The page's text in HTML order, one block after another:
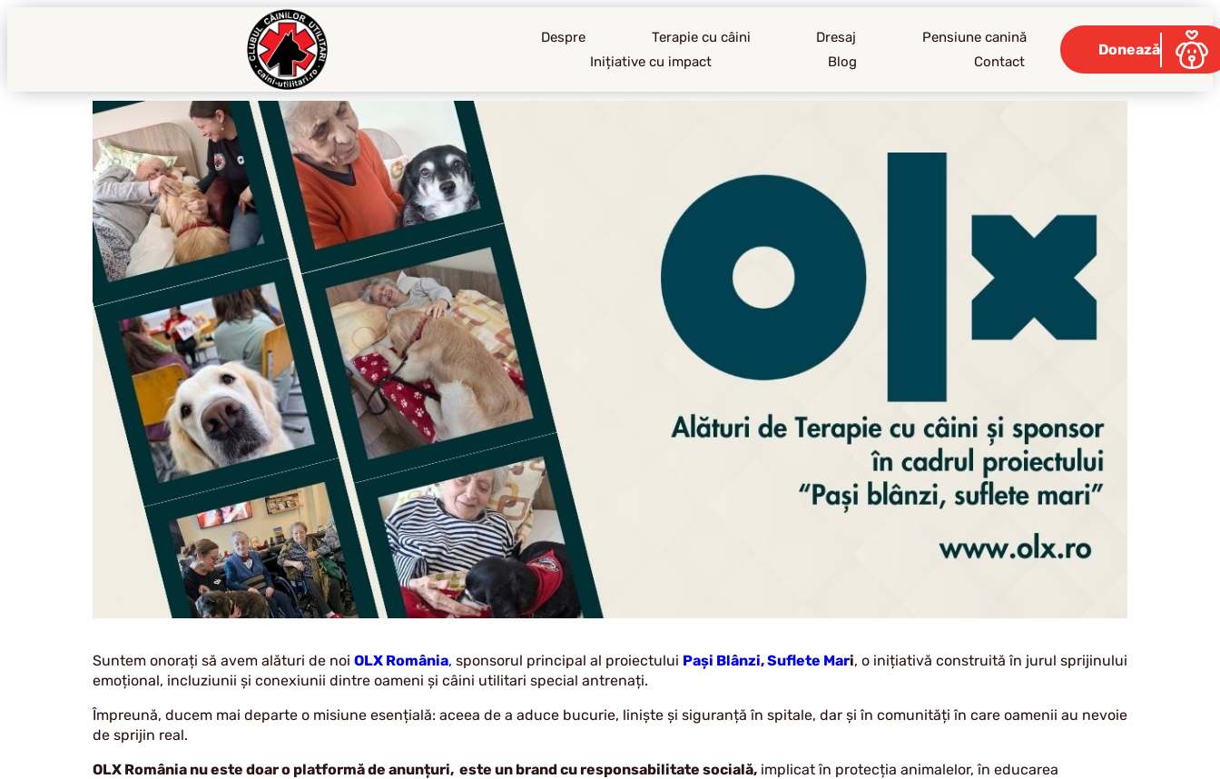
Despre Terapie cu câini Dresaj
Pensiune canină
Inițiative cu impact
Blog Contact
Donează
Suntem onorați să avem alături de noi OLX România, sponsorul principal al proiectului Pași Blânzi, Suflete Mari, o inițiativă construită în jurul sprijinului
emoțional, incluziunii și conexiunii dintre oameni și câini utilitari special antrenați.
Împreună, ducem mai departe o misiune esențială: aceea de a aduce bucurie, liniște și siguranță în spitale, dar și în comunități în care oamenii au nevoie
de sprijin real.
OLX România nu este doar o platformă de anunțuri, este un brand cu responsabilitate socială, implicat în protecția animalelor, în educarea